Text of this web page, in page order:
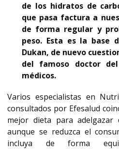
de los hidratos de
que pasa factura a
de forma regular y
peso. Esta es la base
Dukan, de nuevo
del famoso doctor
médicos.
Varios especialistas en
consultados por Efesalud
mejor dieta para
aunque se reduzca el
incluya de forma